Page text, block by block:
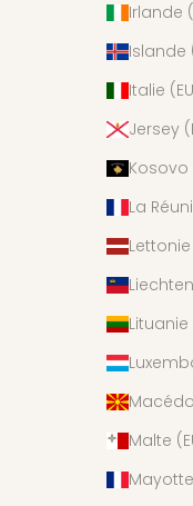
Irlande
Islande
Italie
Jersey
Kosovo
La
Lettonie
Lituanie
Malte